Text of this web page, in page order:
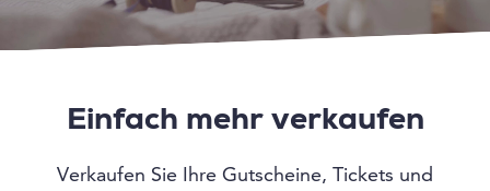
Einfach mehr verkaufen
Verkaufen Sie Ihre Gutscheine, Tickets und